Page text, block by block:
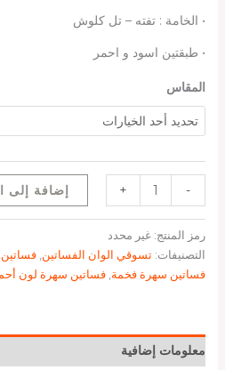
• الخامة : تفته – تل كلوش
• ⁠طبقتين اسود و احمر
المقاس
-
+ إضافة إلى
رمز المنتج: غير محدد
التصنيفات: تسوقي الوان الفساتين فساتين
فساتين سهرة فخمة فساتين سهرة لون
معلومات إضافية